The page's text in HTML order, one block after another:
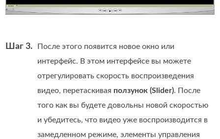
Шаг 3.
После этого появится новое окно или
интерфейс. В этом интерфейсе вы можете
отрегулировать скорость воспроизведения
видео, перетаскивая ползунок (Slider). После
того как вы будете довольны новой скоростью
и убедитесь, что видео уже воспроизводится в
замедленном режиме, элементы управления